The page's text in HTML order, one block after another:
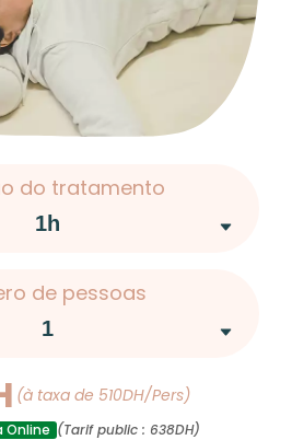
do tratamento
de pessoas
(à taxa de 510DH/Pers)
Online (Tarif public : 638DH)